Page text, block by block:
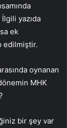
yazıda
ek
edilmiştir.
oynanan
MHK
bir şey var